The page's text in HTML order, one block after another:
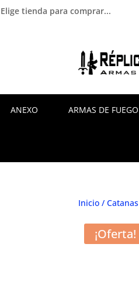
Elige tienda para comprar...
ANEXO ARMAS DE FUEGO
Inicio /Catanas
¡Oferta!